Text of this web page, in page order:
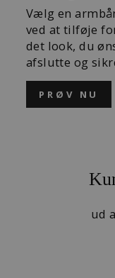
Vælg en
ved at tilføje
det look, du
afslutte og
PRØV NU
ud